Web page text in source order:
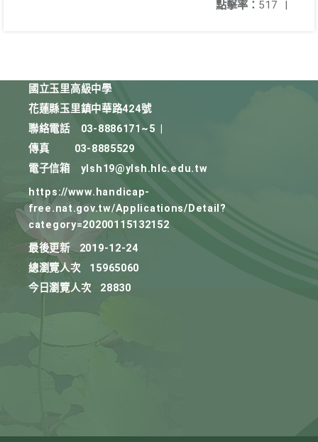
點擊率： 517 |
國立玉里高級中學
花蓮縣玉里鎮中華路424號
聯絡電話
03-8886171~5
傳真
03-8885529
電子信箱
ylsh19@ylsh.hlc.edu.tw
https://www.handicap-
free.nat.gov.tw/Applications/Detail?
category=20200115132152
最後更新
2019-12-24
總瀏覽人次
15965060
今日瀏覽人次
28830